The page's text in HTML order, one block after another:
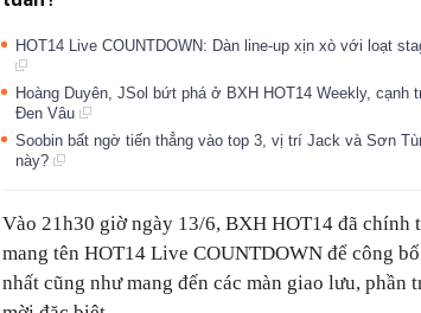
HOT14 Live COUNTDOWN: Dàn line-up xịn xò với loạt
Hoàng Duyên, JSol bứt phá ở BXH HOT14 Weekly, cạnh
Đen Vâu
Soobin bất ngờ tiến thẳng vào top 3, vị trí Jack và Sơn
này?
Vào 21h30 giờ ngày 13/6, BXH HOT14 đã chính
mang tên HOT14 Live COUNTDOWN để công
nhất cũng như mang đến các màn giao lưu,
mời đặc biệt.